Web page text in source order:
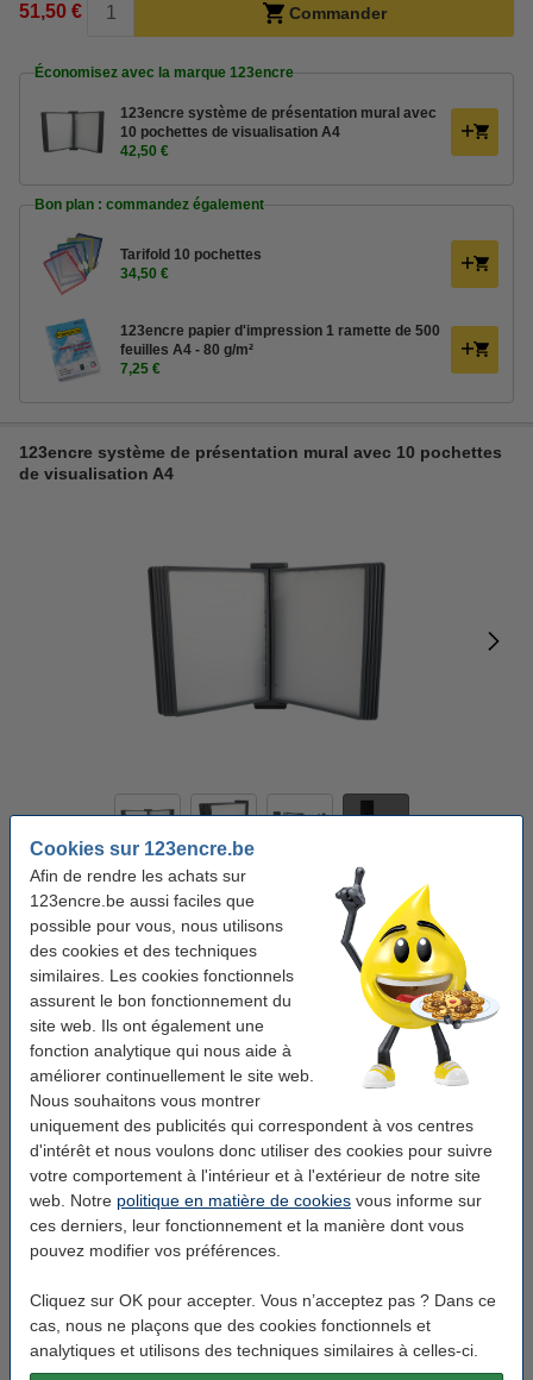
Cookies sur 123encre.be
Afin de rendre les achats sur
123encre.be aussi faciles que
possible pour vous, nous utilisons
des cookies et des techniques
similaires. Les cookies fonctionnels
assurent le bon fonctionnement du
site web. Ils ont également une
fonction analytique qui nous aide à
améliorer continuellement le site web.
Nous souhaitons vous montrer
uniquement des publicités qui correspondent à vos centres
d'intérêt et nous voulons donc utiliser des cookies pour suivre
votre comportement à l'intérieur et à l'extérieur de notre site
web. Notre politique en matière de cookies vous informe sur
ces derniers, leur fonctionnement et la manière dont vous
pouvez modifier vos préférences.
Cliquez sur OK pour accepter. Vous n’acceptez pas ? Dans ce
cas, nous ne plaçons que des cookies fonctionnels et
analytiques et utilisons des techniques similaires à celles-ci.
51,50 € Commander
Économisez avec la marque 123encre
123encre système de présentation mural avec
10 pochettes de visualisation A4
42,50 €
Bon plan : commandez également
Tarifold 10 pochettes
34,50 €
123encre papier d'impression 1 ramette de 500
feuilles A4 - 80 g/m²
7,25 €
123encre système de présentation mural avec 10 pochettes
de visualisation A4
1
Marque: 123encre Type: système d'affichage mural Couleur: gris
Matière: polypropylène
Voir les spécifications et la description
Économisez jusqu'à30%avec notre marque propre
42,50 € Commander
Pack avantageux !
Offre : 2x 123encre système de présentation
mural avec 10 pochettes de visualisation A4
80,00 €
Bon plan : commandez également
123encre papier d'impression 1 ramette de 500
feuilles A4 - 80 g/m²
7,25 €